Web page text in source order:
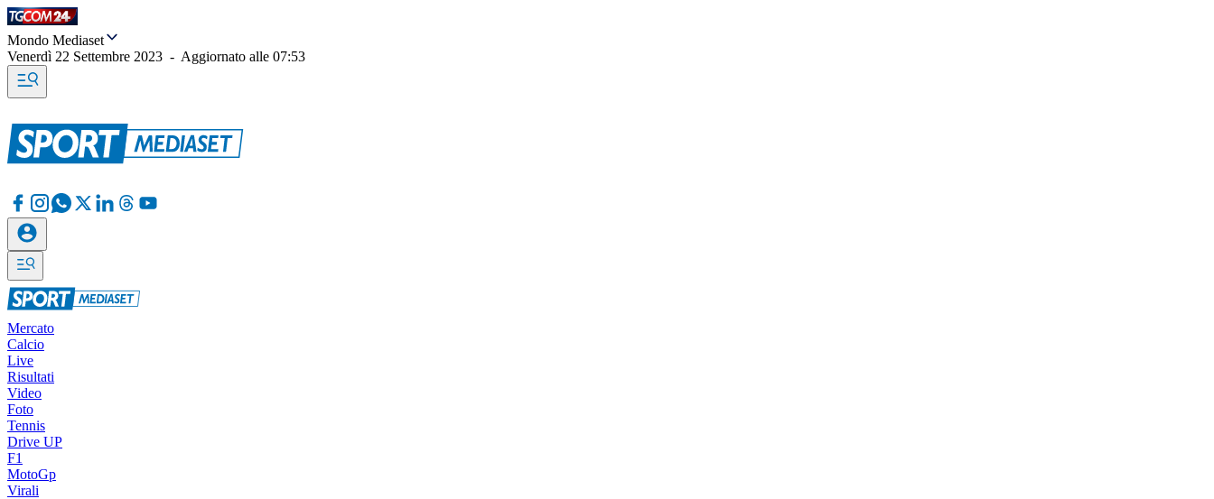
Mondo Mediaset
Venerdì 22 Settembre 2023 - Aggiornato alle 07:53
Mercato
Calcio
Live
Risultati
Video
Foto
Tennis
Drive UP
F1
MotoGp
Virali